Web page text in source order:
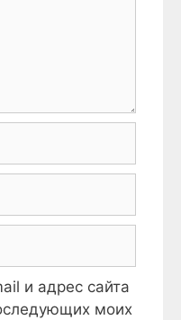
и адрес сайта
моих